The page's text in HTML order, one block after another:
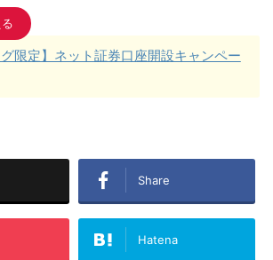
グ限定】ネット証券口座開設キャンペー
Share
Hatena